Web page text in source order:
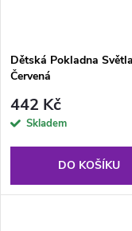
Dětská Pokladna
Červená
442 Kč
Skladem
DO KOŠÍKU